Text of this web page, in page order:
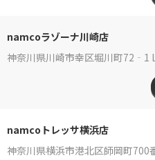
namcoラゾーナ川崎店
神奈川県川崎市幸区堀川町72‐1
namcoトレッサ横浜店
神奈川県横浜市港北区師岡町700